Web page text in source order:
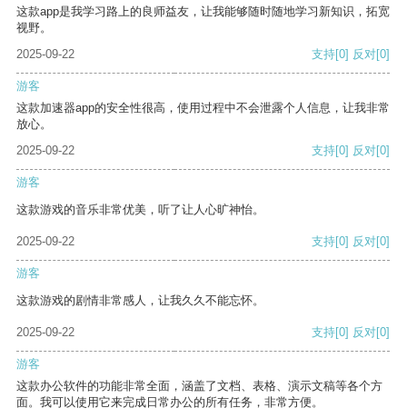
这款app是我学习路上的良师益友，让我能够随时随地学习新知识，拓宽
视野。
2025-09-22
支持[0] 反对[0]
游客
这款加速器app的安全性很高，使用过程中不会泄露个人信息，让我非常
放心。
2025-09-22
支持[0] 反对[0]
游客
这款游戏的音乐非常优美，听了让人心旷神怡。
2025-09-22 支持[0] 反对[0]
游客
这款游戏的剧情非常感人，让我久久不能忘怀。
2025-09-22 支持[0] 反对[0]
游客
这款办公软件的功能非常全面，涵盖了文档、表格、演示文稿等各个方
面。我可以使用它来完成日常办公的所有任务，非常方便。